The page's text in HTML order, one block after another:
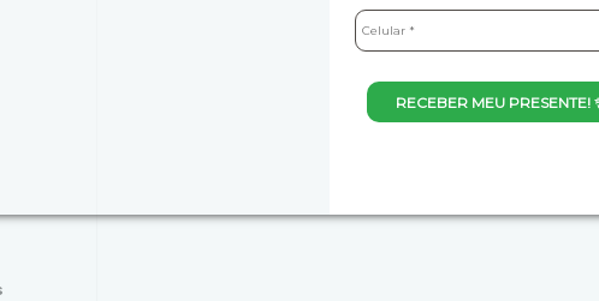
RECEBER MEU PRESENTE!